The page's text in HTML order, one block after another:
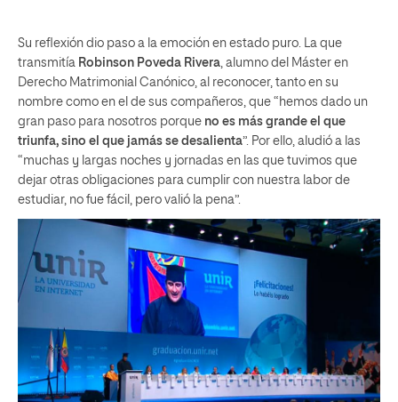
Su reflexión dio paso a la emoción en estado puro. La que
transmitía Robinson Poveda Rivera, alumno del Máster en
Derecho Matrimonial Canónico, al reconocer, tanto en su
nombre como en el de sus compañeros, que “hemos dado un
gran paso para nosotros porque no es más grande el que
triunfa, sino el que jamás se desalienta”. Por ello, aludió a las
“muchas y largas noches y jornadas en las que tuvimos que
dejar otras obligaciones para cumplir con nuestra labor de
estudiar, no fue fácil, pero valió la pena”.